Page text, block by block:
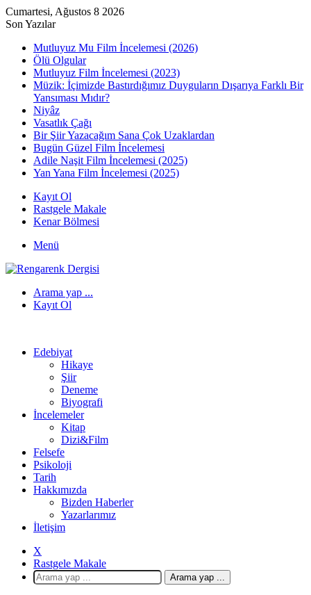
Cumartesi, Ağustos 8 2026
Son Yazılar
Mutluyuz Mu Film İncelemesi (2026)
Ölü Olgular
Mutluyuz Film İncelemesi (2023)
Müzik: İçimizde Bastırdığımız Duyguların Dışarıya Farklı Bir
Yansıması Mıdır?
Niyâz
Vasatlık Çağı
Bir Şiir Yazacağım Sana Çok Uzaklardan
Bugün Güzel Film İncelemesi
Adile Naşit Film İncelemesi (2025)
Yan Yana Film İncelemesi (2025)
Kayıt Ol
Rastgele Makale
Kenar Bölmesi
Menü
Arama yap ...
Kayıt Ol
Edebiyat
Hikaye
Şiir
Deneme
Biyografi
İncelemeler
Kitap
Dizi&Film
Felsefe
Psikoloji
Tarih
Hakkımızda
Bizden Haberler
Yazarlarımız
İletişim
X
Rastgele Makale
Arama yap ...